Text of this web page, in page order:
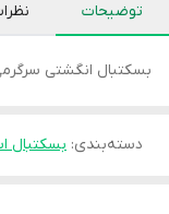
توضیحات
بسکتبال انگشتی
دسته‌بندی: بسکتبال